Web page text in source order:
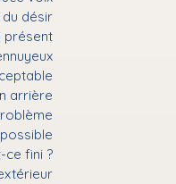
désir
présent
arrière
ce fini ?